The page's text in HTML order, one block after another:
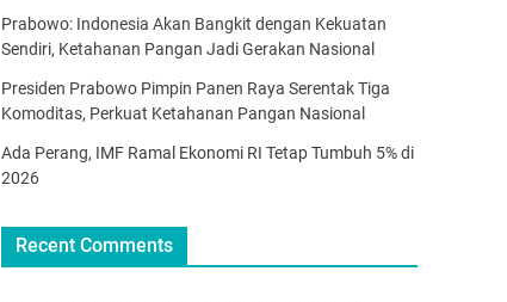
Prabowo: Indonesia Akan Bangkit dengan Kekuatan
Sendiri, Ketahanan Pangan Jadi Gerakan Nasional
Presiden Prabowo Pimpin Panen Raya Serentak Tiga
Komoditas, Perkuat Ketahanan Pangan Nasional
Ada Perang, IMF Ramal Ekonomi RI Tetap Tumbuh 5% di
2026
Recent Comments